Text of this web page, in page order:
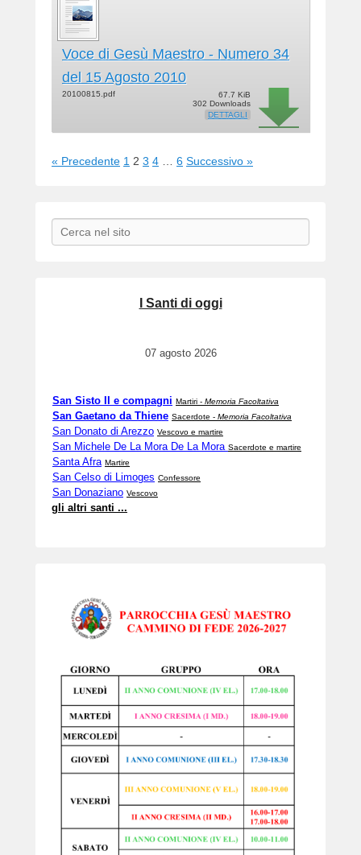
Voce di Gesù Maestro - Numero 34
del 15 Agosto 2010
20100815.pdf
67.7 KiB
302 Downloads
DETTAGLI
« Precedente 1 2 3 4 6 Successivo »
Search
I Santi di oggi
07 agosto 2026
San Sisto II e compagni Martiri - Memoria Facoltativa
San Gaetano da Thiene Sacerdote - Memoria Facoltativa
San Donato di Arezzo Vescovo e martire
San Michele De La Mora De La Mora Sacerdote e martire
Santa Afra Martire
San Celso di Limoges Confessore
San Donaziano Vescovo
gli altri santi ...